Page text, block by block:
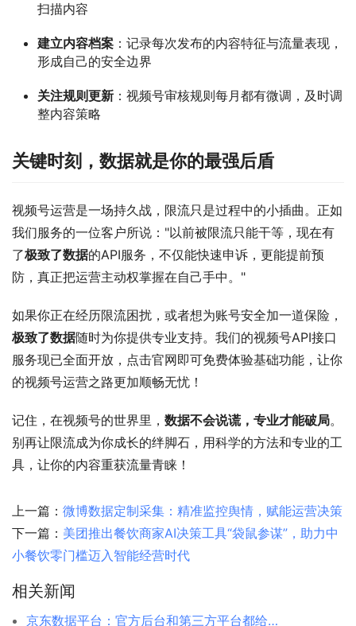
扫描内容
建立内容档案 ：记录每次发布的内容特征与流量表现，
形成自己的安全边界
关注规则更新 ：视频号审核规则每月都有微调，及时调
整内容策略
关键时刻，数据就是你的最强后盾
视频号运营是一场持久战，限流只是过程中的小插曲。正如
我们服务的一位客户所说："以前被限流只能干等，现在有
了极致了数据的API服务，不仅能快速申诉，更能提前预
防，真正把运营主动权掌握在自己手中。"
如果你正在经历限流困扰，或者想为账号安全加一道保险，
极致了数据随时为你提供专业支持。我们的视频号API接口
服务现已全面开放，点击官网即可免费体验基础功能，让你
的视频号运营之路更加顺畅无忧！
记住，在视频号的世界里， 数据不会说谎，专业才能破局。
别再让限流成为你成长的绊脚石，用科学的方法和专业的工
具，让你的内容重获流量青睐！
上一篇： 微博数据定制采集：精准监控舆情，赋能运营决策
下一篇： 美团推出餐饮商家AI决策工具“袋鼠参谋”，助力中
小餐饮零门槛迈入智能经营时代
相关新闻
京东数据平台：官方后台和第三方平台都给你捋清楚